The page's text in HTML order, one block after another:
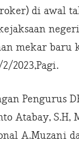
di awal
mekar baru
2023,Pagi.
Pengurus
Atabay, S.H,
A.Muzani